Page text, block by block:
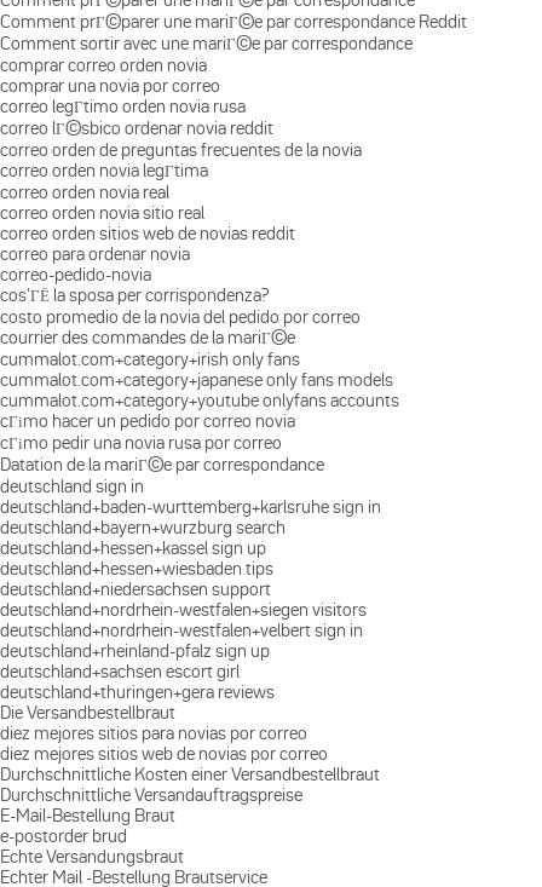
Comment prГ©parer une mariГ©e par correspondance Reddit
Comment sortir avec une mariГ©e par correspondance
comprar correo orden novia
comprar una novia por correo
correo legГ­timo orden novia rusa
correo lГ©sbico ordenar novia reddit
correo orden de preguntas frecuentes de la novia
correo orden novia legГ­tima
correo orden novia real
correo orden novia sitio real
correo orden sitios web de novias reddit
correo para ordenar novia
correo-pedido-novia
cos'ГЁ la sposa per corrispondenza?
costo promedio de la novia del pedido por correo
courrier des commandes de la mariГ©e
cummalot.com+category+irish only fans
cummalot.com+category+japanese only fans models
cummalot.com+category+youtube onlyfans accounts
cГіmo hacer un pedido por correo novia
cГіmo pedir una novia rusa por correo
Datation de la mariГ©e par correspondance
deutschland sign in
deutschland+baden-wurttemberg+karlsruhe sign in
deutschland+bayern+wurzburg search
deutschland+hessen+kassel sign up
deutschland+hessen+wiesbaden tips
deutschland+niedersachsen support
deutschland+nordrhein-westfalen+siegen visitors
deutschland+nordrhein-westfalen+velbert sign in
deutschland+rheinland-pfalz sign up
deutschland+sachsen escort girl
deutschland+thuringen+gera reviews
Die Versandbestellbraut
diez mejores sitios para novias por correo
diez mejores sitios web de novias por correo
Durchschnittliche Kosten einer Versandbestellbraut
Durchschnittliche Versandauftragspreise
E-Mail-Bestellung Braut
e-postorder brud
Echte Versandungsbraut
Echter Mail -Bestellung Brautservice